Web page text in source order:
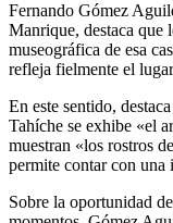
Fernando Gómez
Manrique, destaca que
museográfica de esa
refleja fielmente el
En este sentido,
Tahíche se exhibe «el
muestran «los rostros
permite contar con una
Sobre la oportunidad